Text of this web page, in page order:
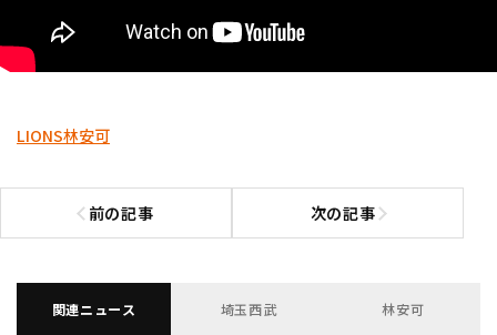
LIONS林安可
前の記事
前の記事へ 次の記事次の記事へ
関連ニュース 埼玉西武 林安可